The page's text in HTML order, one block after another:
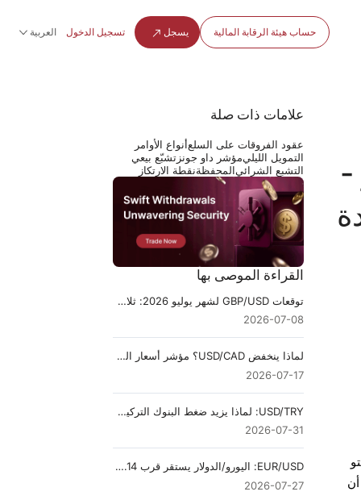
حساب هيئة الرقابة المالية يسجل تسجيل الدخول العربية
-
علامات ذات صلة
عقود الفروقات على السلعأنواع الأوامر
التمويل الليليمؤشر داو جونز تشبّع بيعي
التشبع الشرائيالمحفظةنقطة الارتكاز
القراءة الموصى بها
توقعات GBP/USD لشهر يوليو 2026: ثلاث سيناريوهات سعرية يجب مراقبتها
2026-07-08
لماذا ينخفض USD/CAD؟ مؤشر أسعار المستهلك (CPI) في كندا قد يحدد ما سيأتي بعد ذلك
2026-07-17
USD/TRY: لماذا يزيد ضغط البنوك التركية من مخاطر الليرة
2026-07-31
EUR/USD: اليورو/الدولار يستقر قرب 1.14 قبل قرار الاحتياطي الفيدرالي
2026-07-27